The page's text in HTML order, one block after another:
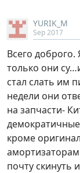
YURIK_M
Sep 2017
Всего доброго.
только они
стал слать им
недели они
на запчасти-
кроме
почту скинуть